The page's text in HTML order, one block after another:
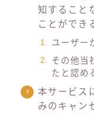
知すること
ことができ
ユーザー
その他当
たと認め
本サービス
みのキャン